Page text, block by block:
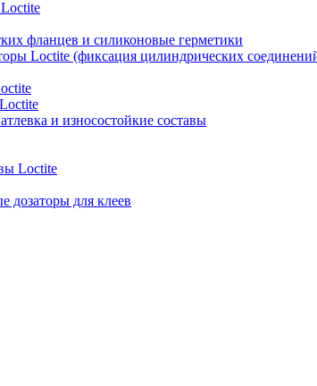
фланцев и силиконовые герметики
Loctite (фиксация цилиндрических
и износостойкие составы
Loctite
дозаторы для клеев